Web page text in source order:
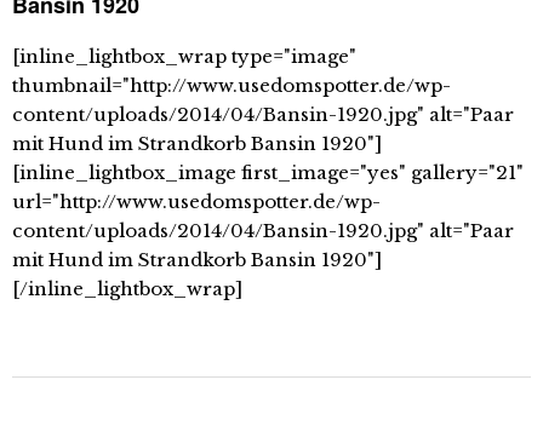
[inline_lightbox_wrap type="image"
thumbnail="http://www.usedomspotter.de/wp-
content/uploads/2014/04/Bansin-1920.jpg" alt="Paar
mit Hund im Strandkorb Bansin 1920"]
[inline_lightbox_image first_image="yes" gallery="21"
url="http://www.usedomspotter.de/wp-
content/uploads/2014/04/Bansin-1920.jpg" alt="Paar
mit Hund im Strandkorb Bansin 1920"]
[/inline_lightbox_wrap]